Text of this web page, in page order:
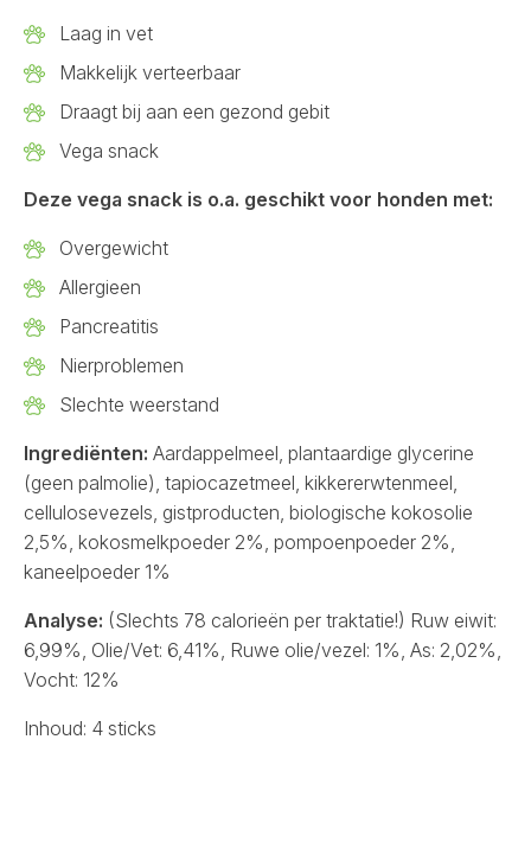
Laag in vet
Makkelijk verteerbaar
Draagt bij aan een gezond gebit
Vega snack
Deze vega snack is o.a. geschikt voor honden met:
Overgewicht
Allergieen
Pancreatitis
Nierproblemen
Slechte weerstand
Ingrediënten: Aardappelmeel, plantaardige glycerine
(geen palmolie), tapiocazetmeel, kikkererwtenmeel,
cellulosevezels, gistproducten, biologische kokosolie
2,5%, kokosmelkpoeder 2%, pompoenpoeder 2%,
kaneelpoeder 1%
Analyse: (Slechts 78 calorieën per traktatie!) Ruw eiwit:
6,99%, Olie/Vet: 6,41%, Ruwe olie/vezel: 1%, As: 2,02%,
Vocht: 12%
Inhoud: 4 sticks